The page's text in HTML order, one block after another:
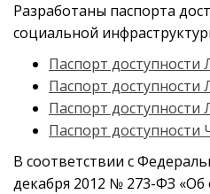
Разработаны паспорта
социальной
Паспорт доступности
Паспорт доступности
Паспорт доступности
Паспорт доступности
В соответствии с
декабря 2012 № 273-ФЗ «Об